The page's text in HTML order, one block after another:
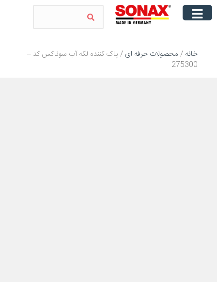
خانه / محصولات حرفه ای / پاک کننده لکه آب سوناکس کد –
275300